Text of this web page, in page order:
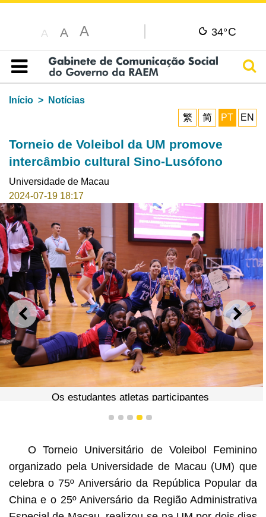
A A A 34°C
Índice
Início
Notícias
繁
简 PT EN
Torneio de Voleibol da UM promove
intercâmbio cultural Sino-Lusófono
Universidade de Macau
2024-07-19 18:17
ANTERIOR
Os estudantes atletas participantes
1 2 3 4 5
O Torneio Universitário de Voleibol Feminino
organizado pela Universidade de Macau (UM) que
celebra o 75º Aniversário da República Popular da
China e o 25º Aniversário da Região Administrativa